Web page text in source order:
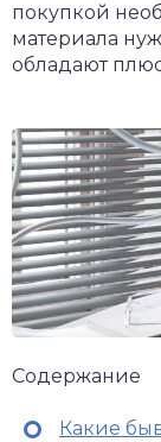
покупкой
материала
обладают
Содержание
Какие